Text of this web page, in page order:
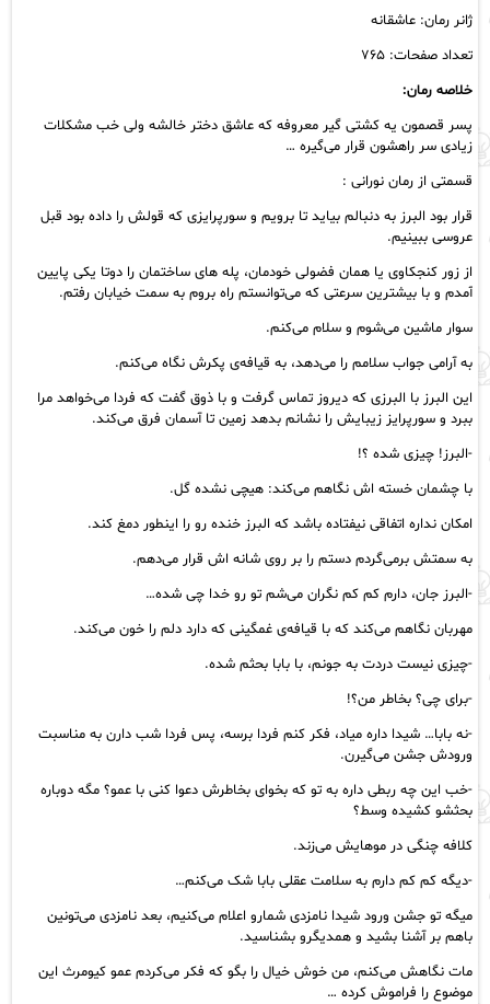
عدد
ژانر رمان: عاشقانه
تعداد صفحات: ۷۶۵
خلاصه رمان:
پسر قصمون یه کشتی گیر معروفه که عاشق دختر خالشه ولی خب مشکلات
زیادی سر راهشون قرار می‌گیره …
قسمتی از رمان نورانی :
قرار بود البرز به دنبالم بیاید تا برویم و سورپرایزی که قولش را داده بود قبل
عروسی ببینیم.
از زور کنجکاوی یا همان فضولی خودمان، پله های ساختمان را دوتا یکی پایین
آمدم و با بیشترین سرعتی که می‌توانستم راه بروم به سمت خیابان رفتم.
سوار ماشین می‌شوم و سلام می‌کنم.
به آرامی جواب سلامم را می‌دهد‌، به قیافه‌ی پکرش نگاه می‌کنم.
این البرز با البرزی که دیروز تماس گرفت و با ذوق گفت که فردا می‌خواهد مرا
ببرد و سورپرایز زیبایش را نشانم بدهد زمین تا آسمان فرق می‌کند.
-البرز! چیزی شده ؟!
با چشمان خسته اش نگاهم می‌کند: هیچی نشده گل.
امکان نداره اتفاقی نیفتاده باشد که البرز خنده رو را اینطور دمغ کند.
به سمتش بر‌می‌گردم دستم را بر روی شانه اش قرار می‌دهم.
-البرز جان، دارم کم کم نگران می‌شم تو رو خدا چی شده…
مهربان نگاهم می‌‌کند که با قیافه‌ی غمگینی که دارد دلم را خون می‌کند.
-چیزی نیست دردت به جونم، با بابا بحثم شده.
-برای چی؟ بخاطر من؟!
-نه بابا… شیدا داره میاد، فکر کنم فردا برسه، پس فردا شب دارن به مناسبت
ورودش جشن می‌گیرن.
-خب این چه ربطی داره به تو که بخوای بخاطرش دعوا کنی با عمو؟ مگه دوباره
بحثشو کشیده وسط؟
کلافه چنگی در موهایش می‌زند.
-دیگه کم کم دارم به سلامت عقلی بابا شک می‌کنم…
میگه تو جشن ورود شیدا نامزدی شمارو اعلام می‌کنیم، بعد نامزدی می‌تونین
باهم بر آشنا بشید و همدیگرو بشناسید.
مات نگاهش می‌کنم، من خوش خیال را بگو که فکر می‌کردم عمو کیومرث این
موضوع را فراموش کرده …